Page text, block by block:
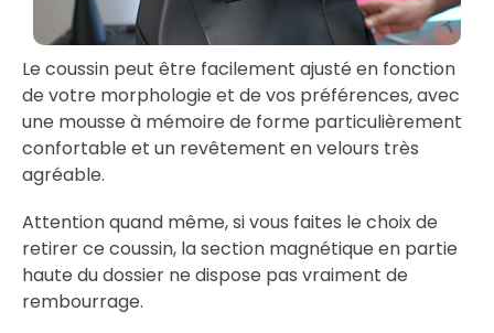
Le coussin peut être facilement ajusté en fonction
de votre morphologie et de vos préférences, avec
une mousse à mémoire de forme particulièrement
confortable et un revêtement en velours très
agréable.
Attention quand même, si vous faites le choix de
retirer ce coussin, la section magnétique en partie
haute du dossier ne dispose pas vraiment de
rembourrage.